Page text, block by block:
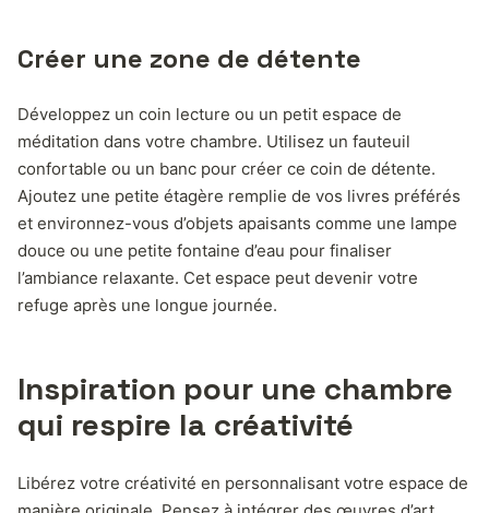
Créer une zone de détente
Développez un coin lecture ou un petit espace de
méditation dans votre chambre. Utilisez un fauteuil
confortable ou un banc pour créer ce coin de détente.
Ajoutez une petite étagère remplie de vos livres préférés
et environnez-vous d’objets apaisants comme une lampe
douce ou une petite fontaine d’eau pour finaliser
l’ambiance relaxante. Cet espace peut devenir votre
refuge après une longue journée.
Inspiration pour une chambre
qui respire la créativité
Libérez votre créativité en personnalisant votre espace de